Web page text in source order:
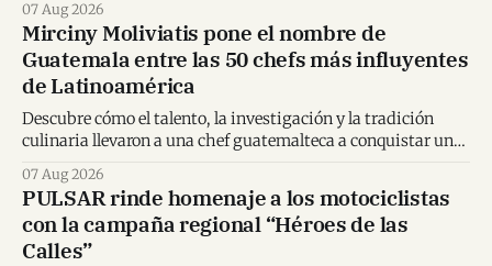
07 Aug 2026
Mirciny Moliviatis pone el nombre de
Guatemala entre las 50 chefs más influyentes
de Latinoamérica
Descubre cómo el talento, la investigación y la tradición
culinaria llevaron a una chef guatemalteca a conquistar un
07 Aug 2026
PULSAR rinde homenaje a los motociclistas
con la campaña regional “Héroes de las
Calles”